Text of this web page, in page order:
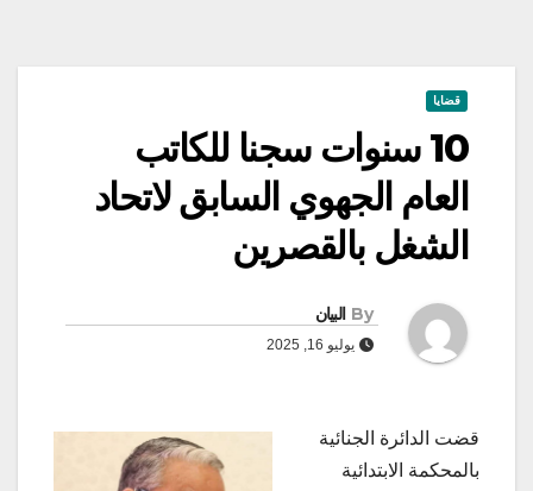
قضايا
10 سنوات سجنا للكاتب
العام الجهوي السابق لاتحاد
الشغل بالقصرين
By البيان
يوليو 16, 2025
قضت الدائرة الجنائية
بالمحكمة الابتدائية